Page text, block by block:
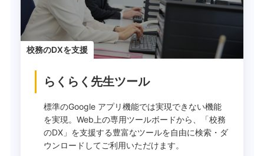
校務のDXを支援
らくらく先生ツール
標準のGoogle アプリ機能では実現できない機能
を実現。Web上の専用ツールボードから、「校務
のDX」を支援する豊富なツールを自由に検索・ダ
ウンロードしてご利用いただけます。